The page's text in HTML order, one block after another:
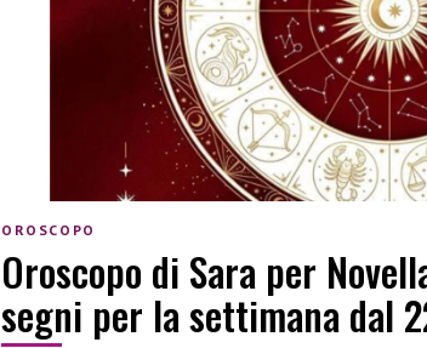
OROSCOPO
Oroscopo di Sara per
segni per la settimana dal